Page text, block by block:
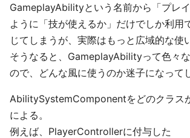
GameplayAbilityという名前から「プレ
ように「技が使えるか」だけでしか利用
じてしまうが、実際はもっと広域的な使
そうなると、GameplayAbilityって色々
ので、どんな風に使うのか迷子になって
AbilitySystemComponentをどのクラス
による。
例えば、PlayerControllerに付与した